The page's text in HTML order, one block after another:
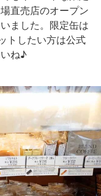
直売店のオープン
ました。限定缶は
トしたい方は公式
ね♪